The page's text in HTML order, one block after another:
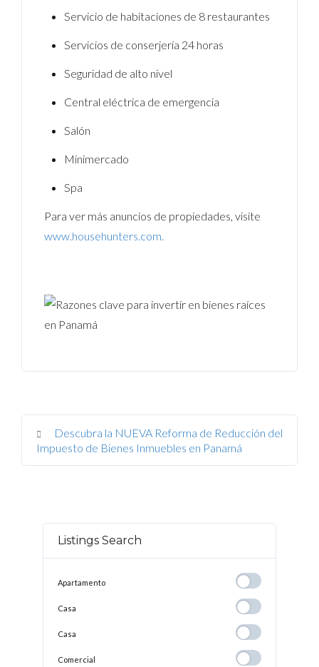
Servicio de habitaciones de 8 restaurantes
Servicios de conserjería 24 horas
Seguridad de alto nivel
Central eléctrica de emergencia
Salón
Minimercado
Spa
Para ver más anuncios de propiedades, visite
www.househunters.com.
Descubra la NUEVA Reforma de Reducción del
Impuesto de Bienes Inmuebles en Panamá
Listings Search
Apartamento Apartamento
Casa
Casa
Comercial Comercial